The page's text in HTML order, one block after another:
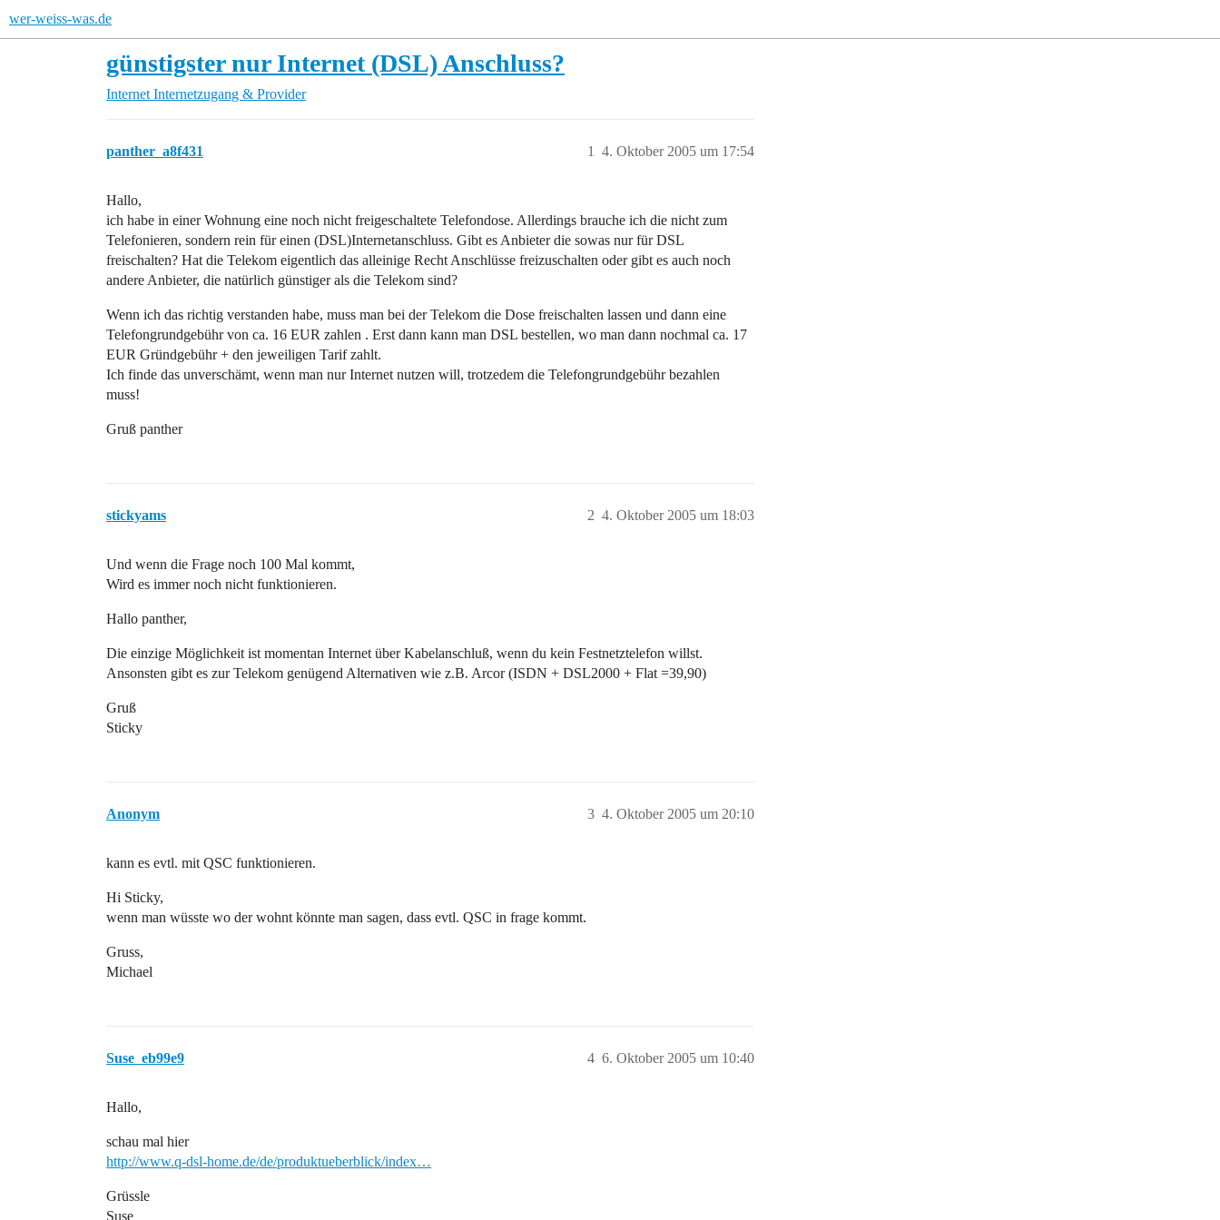
wer-weiss-was.de
günstigster nur Internet (DSL) Anschluss?
Internet Internetzugang & Provider
panther_a8f431 4. Oktober 2005 um 17:54
1
Hallo,
ich habe in einer Wohnung eine noch nicht freigeschaltete Telefondose. Allerdings brauche ich die nicht zum
Telefonieren, sondern rein für einen (DSL)Internetanschluss. Gibt es Anbieter die sowas nur für DSL
freischalten? Hat die Telekom eigentlich das alleinige Recht Anschlüsse freizuschalten oder gibt es auch noch
andere Anbieter, die natürlich günstiger als die Telekom sind?
Wenn ich das richtig verstanden habe, muss man bei der Telekom die Dose freischalten lassen und dann eine
Telefongrundgebühr von ca. 16 EUR zahlen . Erst dann kann man DSL bestellen, wo man dann nochmal ca. 17
EUR Gründgebühr + den jeweiligen Tarif zahlt.
Ich finde das unverschämt, wenn man nur Internet nutzen will, trotzedem die Telefongrundgebühr bezahlen
muss!
Gruß panther
stickyams 4. Oktober 2005 um 18:03
2
Und wenn die Frage noch 100 Mal kommt,
Wird es immer noch nicht funktionieren.
Hallo panther,
Die einzige Möglichkeit ist momentan Internet über Kabelanschluß, wenn du kein Festnetztelefon willst.
Ansonsten gibt es zur Telekom genügend Alternativen wie z.B. Arcor (ISDN + DSL2000 + Flat =39,90)
Gruß
Sticky
Anonym 4. Oktober 2005 um 20:10
3
kann es evtl. mit QSC funktionieren.
Hi Sticky,
wenn man wüsste wo der wohnt könnte man sagen, dass evtl. QSC in frage kommt.
Gruss,
Michael
Suse_eb99e9 6. Oktober 2005 um 10:40
4
Hallo,
schau mal hier
http://www.q-dsl-home.de/de/produktueberblick/index…
Grüssle
Suse